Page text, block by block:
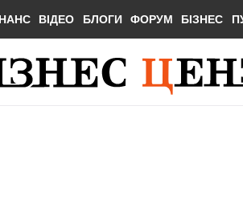
ВІДЕО БЛОГИ ФОРУМ БІЗНЕС